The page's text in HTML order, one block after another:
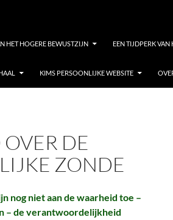
HET HOGERE BEWUSTZIJN EEN TIJDPERK
KIMS PERSOONLIJKE WEBSITE
DE
ZONDE
nog niet aan de waarheid toe –
– de verantwoordelijkheid